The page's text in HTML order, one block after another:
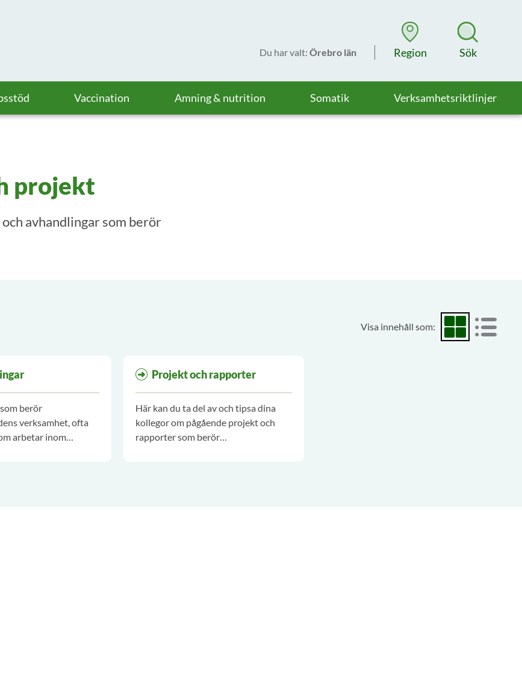
Du har valt: Örebro län Region Sök
Vaccination Amning & nutrition Somatik Verksamhetsriktlinjer
projekt
avhandlingar som berör
Visa innehåll som: Visa som rutnät
Visa
berör
verksamhet, ofta
arbetar inom
Projekt och rapporter
Här kan du ta del av och tipsa dina
kollegor om pågående projekt och
rapporter som berör